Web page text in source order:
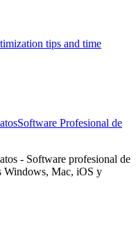
tips and time
Software Profesional de
- Software profesional de
Windows, Mac, iOS y